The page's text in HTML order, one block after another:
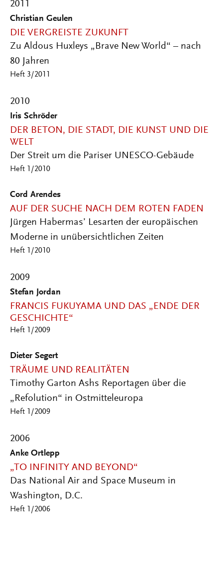
2011
Christian Geulen
DIE VERGREISTE ZUKUNFT
Zu Aldous Huxleys „Brave New World“ – nach
80 Jahren
Heft 3/2011
2010
Iris Schröder
DER BETON, DIE STADT, DIE KUNST UND DIE
WELT
Der Streit um die Pariser UNESCO-Gebäude
Heft 1/2010
Cord Arendes
AUF DER SUCHE NACH DEM ROTEN FADEN
Jürgen Habermas’ Lesarten der europäischen
Moderne in unübersichtlichen Zeiten
Heft 1/2010
2009
Stefan Jordan
FRANCIS FUKUYAMA UND DAS „ENDE DER
GESCHICHTE“
Heft 1/2009
Dieter Segert
TRÄUME UND REALITÄTEN
Timothy Garton Ashs Reportagen über die
„Refolution“ in Ostmitteleuropa
Heft 1/2009
2006
Anke Ortlepp
„TO INFINITY AND BEYOND“
Das National Air and Space Museum in
Washington, D.C.
Heft 1/2006